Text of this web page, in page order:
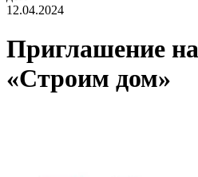
12.04.2024
Приглашение
«Строим дом»